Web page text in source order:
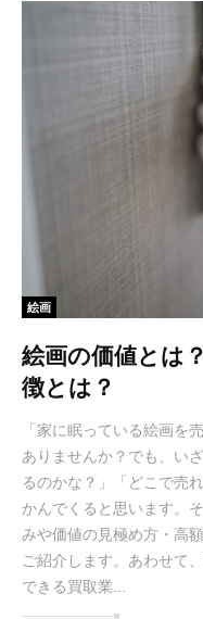
絵画
絵画の価値とは
徴とは？
「家に眠っている絵画を
ありませんか？でも、い
るのかな？」「どこで売
かんでくると思います。
みや価値の見極め方・高
ご紹介します。あわせて
できる買取業...